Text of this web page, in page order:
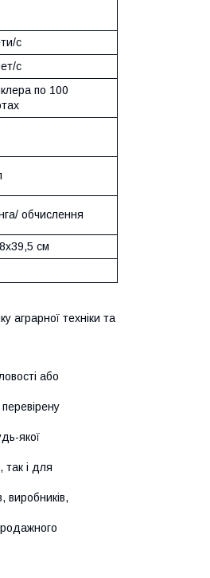
с
с
по 100
обчислення
см
аграрної техніки та
або
якої
і для
виробників,